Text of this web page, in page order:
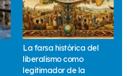
La farsa histórica del
liberalismo como
legitimador de la